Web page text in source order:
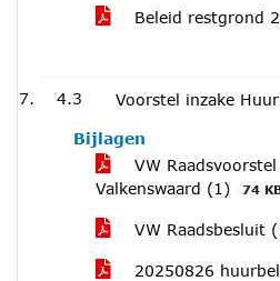
Beleid restgrond
4.3 Voorstel inzake
Bijlagen
VW
Valkenswaard (1)
74
VW Raadsbesluit
20250826